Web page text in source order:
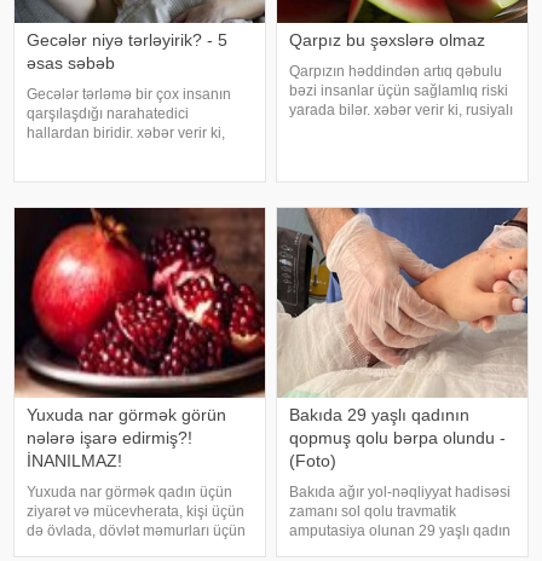
Gecələr niyə tərləyirik? - 5
əsas səbəb
Gecələr tərləmə bir çox insanın
qarşılaşdığı narahatedici
hallardan biridir. xəbər verir ki,
sağlamlıq problemlərinin əlamət
Qarpız bu şəxslərə olmaz
Qarpızın həddindən artıq qəbulu
bəzi insanlar üçün sağlamlıq riski
yarada bilər. xəbər verir ki, rusiyalı
Yuxuda nar görmək görün
nələrə işarə edirmiş?!
İNANILMAZ!
Yuxuda nar görmək qadın üçün
ziyarət və mücevherata, kişi üçün
də övlada, dövlət məmurları üçün
Bakıda 29 yaşlı qadının
qopmuş qolu bərpa olundu -
(Foto)
Bakıda ağır yol-nəqliyyat hadisəsi
zamanı sol qolu travmatik
amputasiya olunan 29 yaşlı qadın